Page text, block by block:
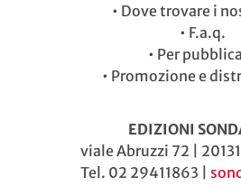
• Dove trovare i
• F.a.q.
• Per
• Promozione e
EDIZIONI
viale Abruzzi 72 |
Tel. 02 29411863 |